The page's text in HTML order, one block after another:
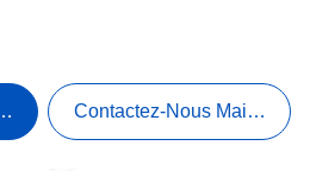
Contactez-Nous Maintenant